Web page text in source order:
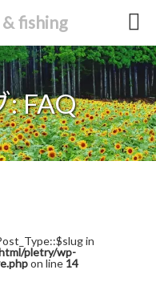
fishing 
:FAQ
in
pletry/wp-
on line14